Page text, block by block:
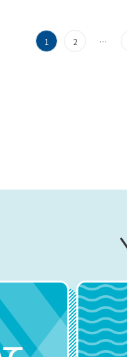
1 2 …